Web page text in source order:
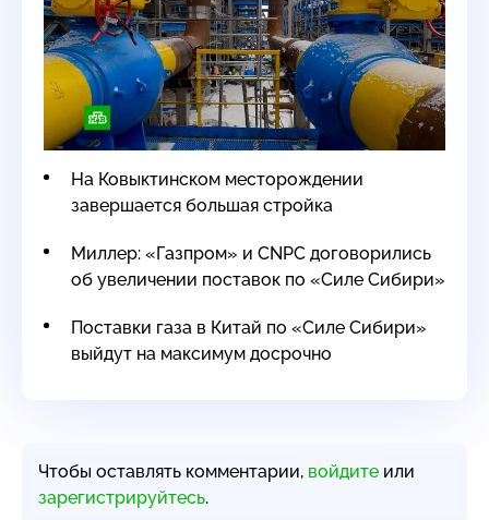
На Ковыктинском месторождении
завершается большая стройка
Миллер: «Газпром» и CNPC договорились
об увеличении поставок по «Силе Сибири»
Поставки газа в Китай по «Силе Сибири»
выйдут на максимум досрочно
Чтобы оставлять комментарии, войдите или
зарегистрируйтесь.